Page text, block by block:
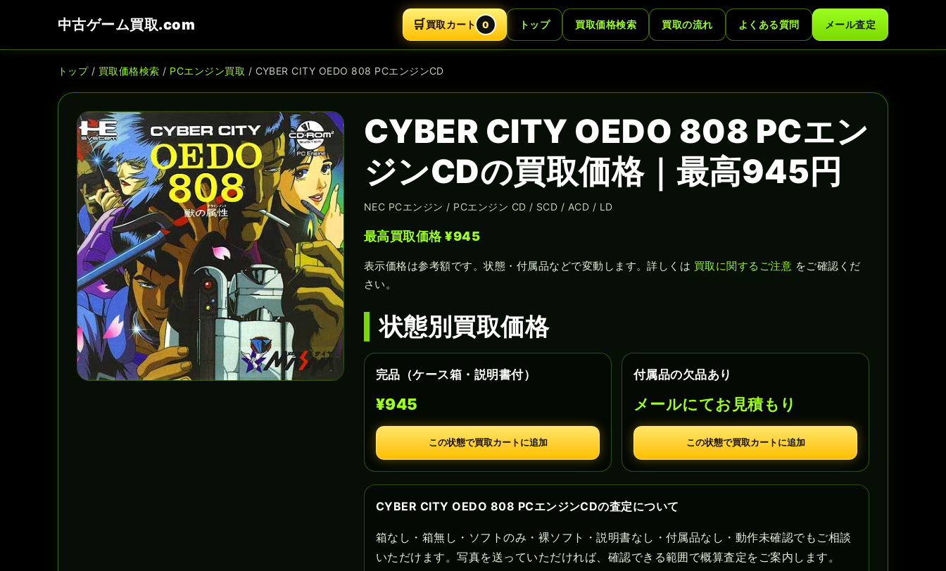
中古ゲーム買取.com 🛒買取カート 0 トップ 買取価格検索 買取の流れ よくある質問 メール査定
トップ/ 買取価格検索 / PCエンジン買取 / CYBER CITY OEDO 808 PCエンジンCD
CYBER CITY OEDO 808 PCエン
ジンCDの買取価格｜最高945円
NEC PCエンジン / PCエンジン CD / SCD / ACD / LD
最高買取価格 ¥945
表示価格は参考額です。状態・付属品などで変動します。詳しくは 買取に関するご注意 をご確認くだ
さい。
状態別買取価格
完品（ケース箱・説明書付）
¥945
この状態で買取カートに追加
付属品の欠品あり
メールにてお見積もり
この状態で買取カートに追加
CYBER CITY OEDO 808 PCエンジンCDの査定について
箱なし・箱無し・ソフトのみ・裸ソフト・説明書なし・付属品なし・動作未確認でもご相談
いただけます。写真を送っていただければ、確認できる範囲で概算査定をご案内します。